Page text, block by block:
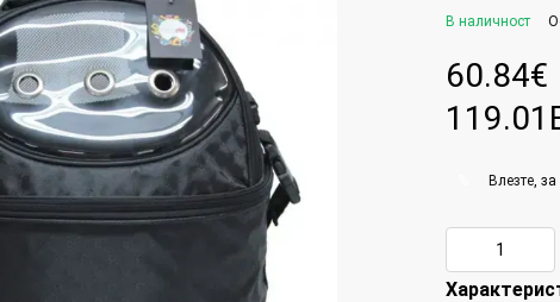
В наличност
60.84€
Влезте ,